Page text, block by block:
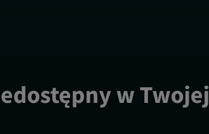
w Twojej